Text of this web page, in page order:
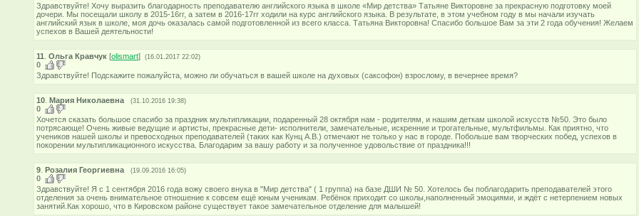
Здравствуйте! Хочу выразить благодарность преподавателю английского языка в школе «Мир детства» Татьяне Викторовне за прекрасную подготовку моей
дочери. Мы посещали школу в 2015-16гг, а затем в 2016-17гг ходили на курс английского языка. В результате, в этом учебном году в мы начали изучать
английский язык в школе, моя дочь оказалась самой подготовленной из всего класса. Татьяна Викторовна! Спасибо большое Вам за эти 2 года обучения! Желаем
успехов в Вашей деятельности!
11 Ольга Кравчук [olismart] (16.01.2017 22:02)
0
Здравствуйте! Подскажите пожалуйста, можно ли обучаться в вашей школе на духовых (саксофон) взрослому, в вечернее время?
10 Мария Николаевна (31.10.2016 19:38)
0
Хочется сказать большое спасибо за праздник мультипликации, подаренный 28 октября нам - родителям, и нашим деткам школой искусств №50. Это было
потрясающе! Очень живые ведущие и артисты, прекрасные дети- исполнители, замечательные, искренние и трогательные, мультфильмы. Как приятно, что
учеников нашей школы и превосходных преподавателей (таких как Кунц А.В.) отмечают не только у нас в городе. Побольше вам творческих побед, успехов в
покорении мультипликационного искусства. Благодарим за вашу работу и за полученное удовольствие от праздника!!!
9 Розалия Георгиевна (19.09.2016 16:05)
0
Здравствуйте! Я с 1 сентября 2016 года вожу своего внука в "Мир детства" ( 1 группа) на базе ДШИ № 50. Хотелось бы поблагодарить преподавателей этого
отделения за очень внимательное отношение к совсем ещё юным ученикам. Ребёнок приходит со школы,наполненный эмоциями, и ждёт с нетерпением новых
занятий.Как хорошо, что в Кировском районе существует такое замечательное отделение для малышей!